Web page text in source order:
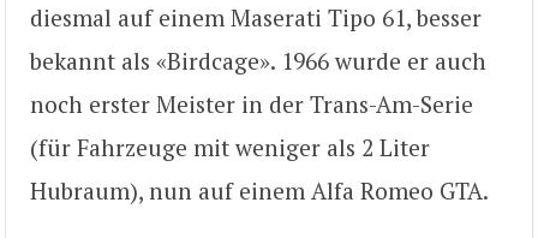
diesmal auf einem Maserati Tipo 61, besser
bekannt als «Birdcage». 1966 wurde er auch
noch erster Meister in der Trans-Am-Serie
(für Fahrzeuge mit weniger als 2 Liter
Hubraum), nun auf einem Alfa Romeo GTA.